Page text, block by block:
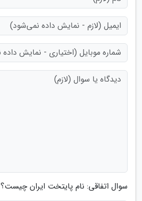
سوال اتفاقی: نام پایتخت ایران چیست؟